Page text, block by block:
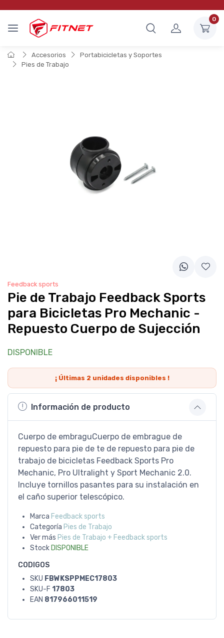
0
Accesorios
Portabicicletas y Soportes
Pies de Trabajo
Feedback sports
Pie de Trabajo Feedback Sports
para Bicicletas Pro Mechanic -
Repuesto Cuerpo de Sujección
DISPONIBLE
¡ Últimas 2 unidades disponibles !
Información de producto
Cuerpo de embraguCuerpo de embrague de
repuesto para pie de te de repuesto para pie de
trabajo de bicicletas Feedback Sports Pro
Mechanic, Pro Ultralight y Sport Mechanic 2.0.
Incluye tornillos pasantes para su instalación en
el caño superior telescópico.
Marca Feedback sports
Categoría Pies de Trabajo
Ver más Pies de Trabajo + Feedback sports
Stock DISPONIBLE
CODIGOS
SKU FBWKSPPMEC17803
SKU-F 17803
EAN 817966011519